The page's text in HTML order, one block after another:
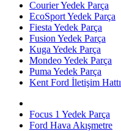
Courier Yedek Parça
EcoSport Yedek Parça
Fiesta Yedek Parça
Fusion Yedek Parça
Kuga Yedek Parça
Mondeo Yedek Parça
Puma Yedek Parça
Kent Ford İletişim Hattı
Focus 1 Yedek Parça
Ford Hava Akışmetre